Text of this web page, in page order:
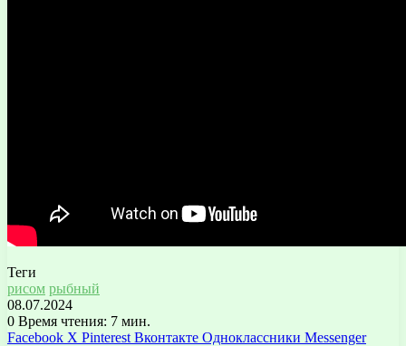
Теги
рисом рыбный
08.07.2024
0 Время чтения: 7 мин.
Facebook X Pinterest Вконтакте Одноклассники Messenger